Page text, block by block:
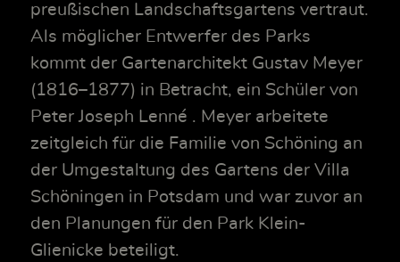
preußischen Landschaftsgartens vertraut.
Als möglicher Entwerfer des Parks
kommt der Gartenarchitekt Gustav Meyer
(1816–1877) in Betracht, ein Schüler von
Peter Joseph Lenné . Meyer arbeitete
zeitgleich für die Familie von Schöning an
der Umgestaltung des Gartens der Villa
Schöningen in Potsdam und war zuvor an
den Planungen für den Park Klein-
Glienicke beteiligt.